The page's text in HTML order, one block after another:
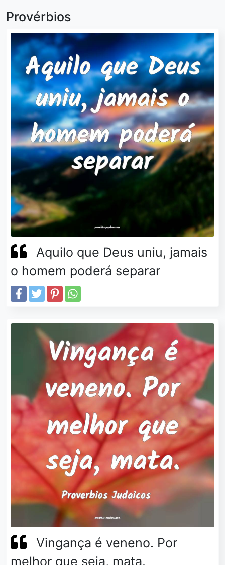
Provérbios
Aquilo que Deus uniu, jamais
o homem poderá separar
Vingança é veneno. Por
melhor que seja, mata.